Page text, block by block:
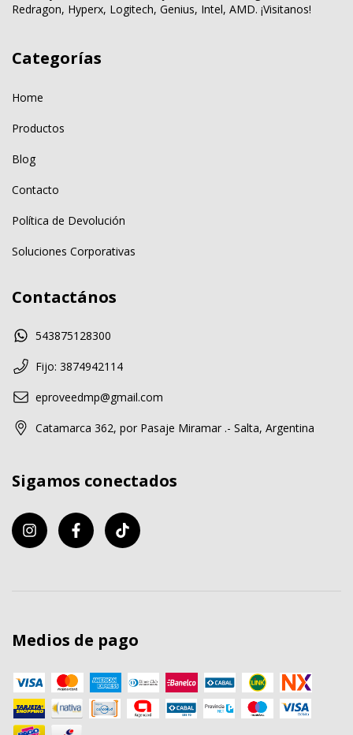
Redragon, Hyperx, Logitech, Genius, Intel, AMD. ¡Visitanos!
Categorías
Home
Productos
Blog
Contacto
Política de Devolución
Soluciones Corporativas
Contactános
543875128300
Fijo: 3874942114
eproveedmp@gmail.com
Catamarca 362, por Pasaje Miramar .- Salta, Argentina
Sigamos conectados
Medios de pago